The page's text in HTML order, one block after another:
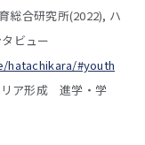
総合研究所(2022), ハ
ビュー
#youth
リア形成 進学・学